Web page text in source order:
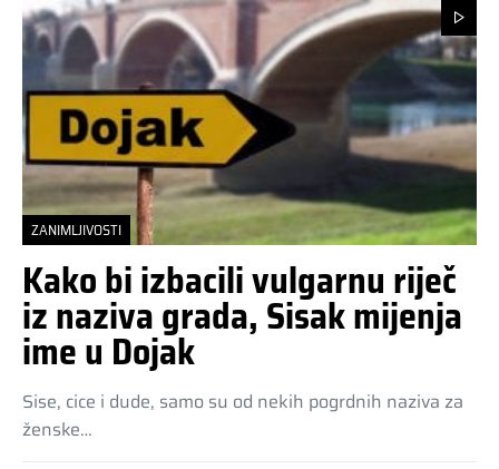
ZANIMLJIVOSTI
Kako bi izbacili vulgarnu riječ
iz naziva grada, Sisak mijenja
ime u Dojak
Sise, cice i dude, samo su od nekih pogrdnih naziva za
ženske…